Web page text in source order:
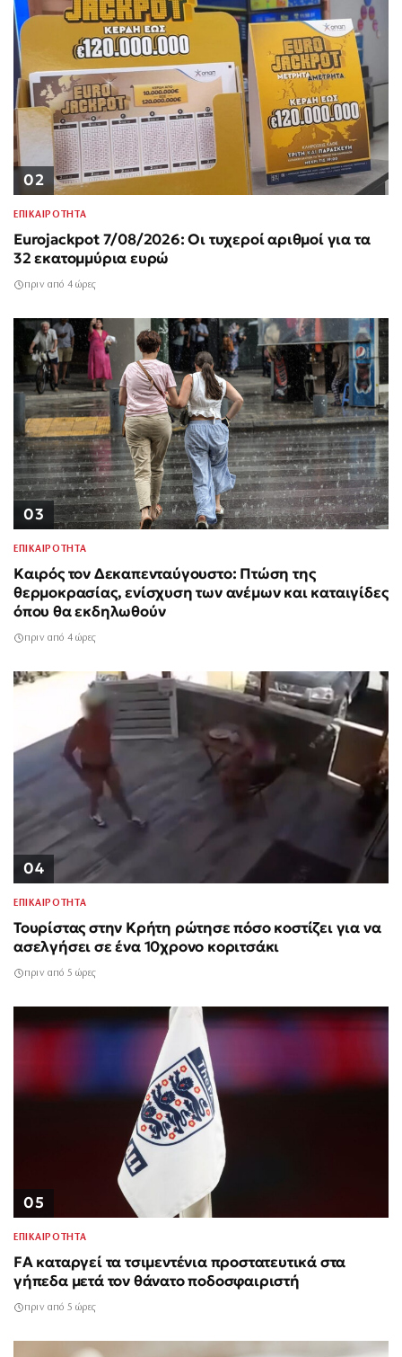
02
ΕΠΙΚΑΙΡΟΤΗΤΑ
Eurojackpot 7/08/2026: Οι τυχεροί αριθμοί για τα
32 εκατομμύρια ευρώ
πριν από 4 ώρες
03
ΕΠΙΚΑΙΡΟΤΗΤΑ
Καιρός τον Δεκαπενταύγουστο: Πτώση της
θερμοκρασίας, ενίσχυση των ανέμων και καταιγίδες
όπου θα εκδηλωθούν
πριν από 4 ώρες
04
ΕΠΙΚΑΙΡΟΤΗΤΑ
Τουρίστας στην Κρήτη ρώτησε πόσο κοστίζει για να
ασελγήσει σε ένα 10χρονο κοριτσάκι
πριν από 5 ώρες
05
ΕΠΙΚΑΙΡΟΤΗΤΑ
FA καταργεί τα τσιμεντένια προστατευτικά στα
γήπεδα μετά τον θάνατο ποδοσφαιριστή
πριν από 5 ώρες